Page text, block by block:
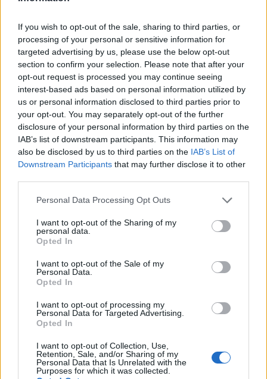
If you wish to opt-out of the sale, sharing to third parties, or
processing of your personal or sensitive information for
targeted advertising by us, please use the below opt-out
section to confirm your selection. Please note that after your
opt-out request is processed you may continue seeing
interest-based ads based on personal information utilized by
us or personal information disclosed to third parties prior to
your opt-out. You may separately opt-out of the further
disclosure of your personal information by third parties on the
IAB’s list of downstream participants. This information may
also be disclosed by us to third parties on the IAB’s List of
Downstream Participants that may further disclose it to other
Please note that this website/app uses one or more Google
not limited to your visit or usage behaviour. You may click to
grant or deny consent to Google and its third-party tags to
use your data for below specified purposes in below Google
consent section.
Personal Data Processing Opt Outs
I want to opt-out of the Sharing of my
personal data.
Opted In
I want to opt-out of the Sale of my
Personal Data.
Opted In
I want to opt-out of processing my
Personal Data for Targeted Advertising.
Opted In
I want to opt-out of Collection, Use,
Retention, Sale, and/or Sharing of my
Personal Data that Is Unrelated with the
Purposes for which it was collected.
Sei già abbonato?
Puoi effettuare l'accesso andando nella
sezioneLogindal menù del sito o
cliccandoqui
TEMI: Comune Di Olbia
Notizie Gallura
Notizie Olbia
Notizie Sardegna
Olbia Notizie
Salmo
Salmo Ave Maria Catalana
Salmo Rapper
Inviaci le tue segnalazioni,
Su WhatsApp al numero +39
345 356 7512
Entra nel canale telegram di
GalluraOggi.it